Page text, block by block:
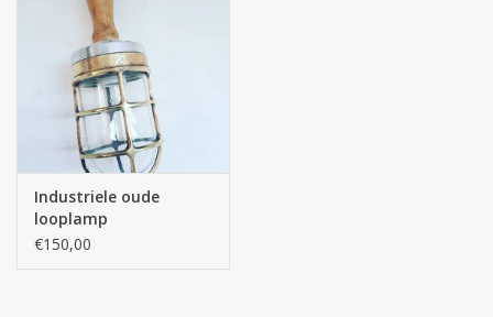
Industriele oude
looplamp
hout/messing
€150,00